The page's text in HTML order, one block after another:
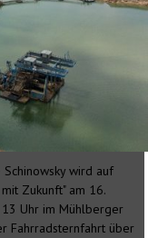
wird auf
Zukunft" am 16.
Uhr im Mühlberger
Fahrradsternfahrt über